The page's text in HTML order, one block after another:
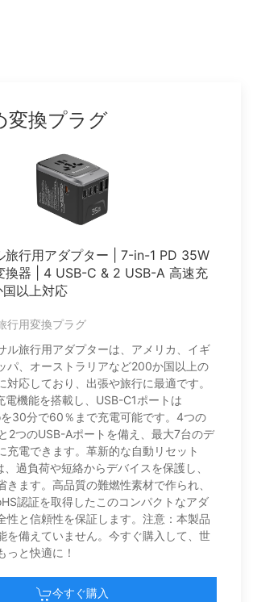
変換プラグ
旅行用アダプター | 7-in-1 PD 35W
換器 | 4 USB-C & 2 USB-A 高速充
以上対応
行用変換プラグ
ル旅行用アダプターは、アメリカ、イギ
パ、オーストラリアなど200か国以上の
対応しており、出張や旅行に最適です。
電機能を搭載し、USB-C1ポートは
30分で60％まで充電可能です。4つの
2つのUSB-Aポートを備え、最大7台のデ
充電できます。革新的な自動リセット
過負荷や短絡からデバイスを保護し、
きます。高品質の難燃性素材で作られ、
認証を取得したこのコンパクトなアダ
性と信頼性を保証します。注意：本製品
を備えていません。今すぐ購入して、世
っと快適に！
今すぐ購入